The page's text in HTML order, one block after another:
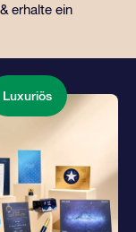
Freunden und
zu
erhalte ein
Luxuriös